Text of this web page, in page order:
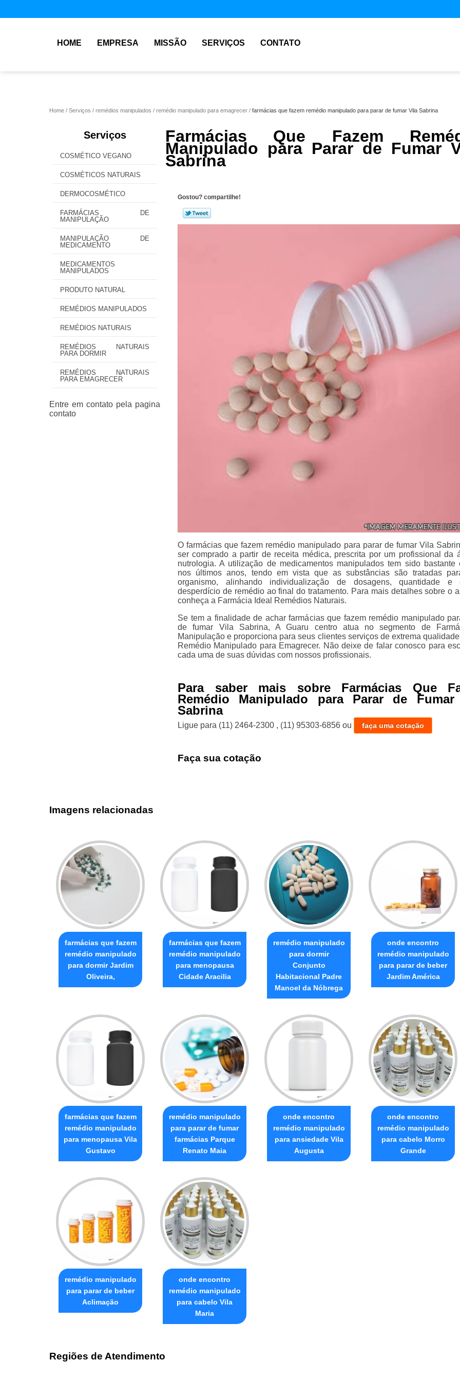
HOME EMPRESA MISSÃO SERVIÇOS CONTATO
Home Serviços remédios manipulados remédio manipulado para emagrecer farmácias que fazem remédio manipulado para parar de fumar Vila Sabrina
Serviços
COSMÉTICO VEGANO
COSMÉTICOS NATURAIS
DERMOCOSMÉTICO
FARMÁCIAS DE
MANIPULAÇÃO
MANIPULAÇÃO DE
MEDICAMENTO
MEDICAMENTOS
MANIPULADOS
PRODUTO NATURAL
REMÉDIOS MANIPULADOS
REMÉDIOS NATURAIS
REMÉDIOS NATURAIS
PARA DORMIR
REMÉDIOS NATURAIS
PARA EMAGRECER
Farmácias Que Fazem
Manipulado para Parar de Fumar
Sabrina
Gostou? compartilhe!
O farmácias que fazem remédio manipulado para parar de fumar Vila
ser comprado a partir de receita médica, prescrita por um profissional da
nutrologia. A utilização de medicamentos manipulados tem sido bastante
nos últimos anos, tendo em vista que as substâncias são tratadas
organismo, alinhando individualização de dosagens, quantidade
desperdício de remédio ao final do tratamento. Para mais detalhes sobre o
conheça a Farmácia Ideal Remédios Naturais.
Se tem a finalidade de achar farmácias que fazem remédio manipulado
de fumar Vila Sabrina, A Guaru centro atua no segmento de
Manipulação e proporciona para seus clientes serviços de extrema
Remédio Manipulado para Emagrecer. Não deixe de falar conosco para
cada uma de suas dúvidas com nossos profissionais.
Para saber mais sobre Farmácias Que
Remédio Manipulado para Parar de
Sabrina
Ligue para (11) 2464-2300 , (11) 95303-6856 ou faça uma cotação
Faça sua cotação
Imagens relacionadas
farmácias que fazem
remédio manipulado
para dormir Jardim
Oliveira,
farmácias que fazem
remédio manipulado
para menopausa
Cidade Aracilia
remédio manipulado
para dormir
Conjunto
Habitacional Padre
Manoel da Nóbrega
onde encontro
remédio manipulado
para parar de beber
Jardim América
farmácias que fazem
remédio manipulado
para menopausa Vila
Gustavo
remédio manipulado
para parar de fumar
farmácias Parque
Renato Maia
onde encontro
remédio manipulado
para ansiedade Vila
Augusta
onde encontro
remédio manipulado
para cabelo Morro
Grande
remédio manipulado
para parar de beber
Aclimação
onde encontro
remédio manipulado
para cabelo Vila
Maria
Regiões de Atendimento